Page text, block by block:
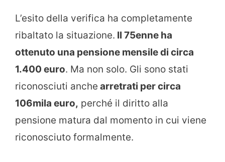
L’esito della verifica ha completamente
ribaltato la situazione. Il 75enne ha
ottenuto una pensione mensile di circa
1.400 euro. Ma non solo. Gli sono stati
riconosciuti anche arretrati per circa
106mila euro, perché il diritto alla
pensione matura dal momento in cui viene
riconosciuto formalmente.